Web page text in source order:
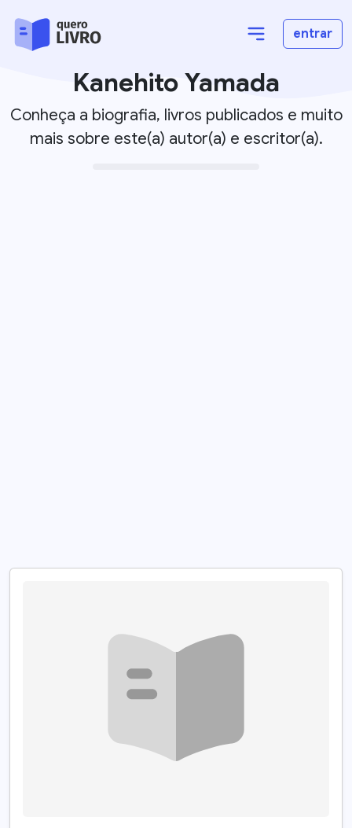
entrar
Kanehito Yamada
Conheça a biografia, livros publicados e muito
mais sobre este(a) autor(a) e escritor(a).